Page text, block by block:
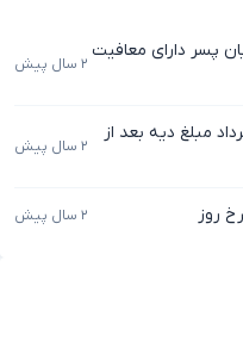
پسر دارای معافیت
۲ سال پیش
مبلغ دیه بعد از
۲ سال پیش
۲ سال پیش